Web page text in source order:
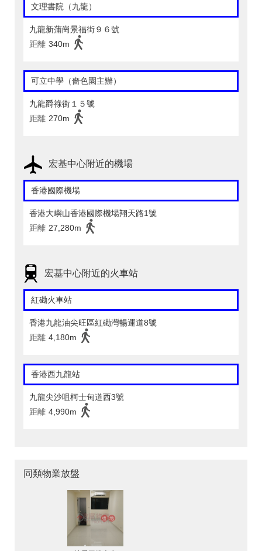
文理書院（九龍）
九龍新蒲崗景福街９６號
距離 340m
可立中學（嗇色園主辦）
九龍爵祿街１５號
距離 270m
宏基中心附近的機場
香港國際機場
香港大嶼山香港國際機場翔天路1號
距離 27,280m
宏基中心附近的火車站
紅磡火車站
香港九龍油尖旺區紅磡灣暢運道8號
距離 4,180m
香港西九龍站
九龍尖沙咀柯士甸道西3號
距離 4,990m
同類物業放盤